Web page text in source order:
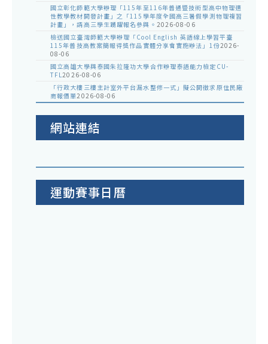
國立彰化師範大學辦理「115年至116年普通暨技術型高中物理適
性教學教材開發計畫」之「115學年度全國高三暑假學測物理複習
計畫」，請高三學生踴躍報名參與。 2026-08-06
檢送國立臺灣師範大學辦理「Cool English 英語線上學習平臺
115年普技高教案簡報得獎作品實體分享會實施辦法」1份2026-
08-06
國立高雄大學與泰國朱拉隆功大學合作辦理泰語能力檢定CU-
TFL2026-08-06
「行政大樓三樓主計室外平台漏水整修一式」擬公開徵求原住民廠
商報價單2026-08-06
網站連結
運動賽事日曆